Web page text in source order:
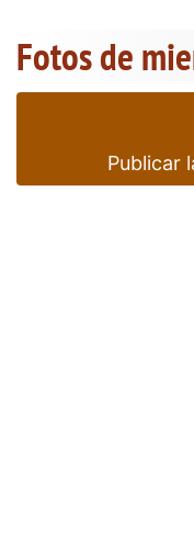
Fotos de
Publicar